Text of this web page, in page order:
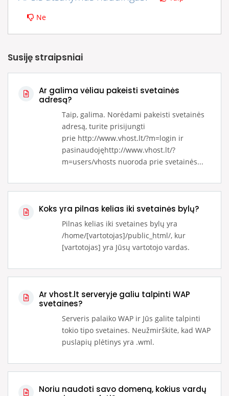
Ne
Susiję straipsniai
Ar galima vėliau pakeisti svetainės
adresą?
Taip, galima. Norėdami pakeisti svetainės
adresą, turite prisijungti
prie http://www.vhost.lt/?m=login ir
pasinaudojęhttp://www.vhost.lt/?
m=users/vhosts nuoroda prie svetainės...
Koks yra pilnas kelias iki svetainės bylų?
Pilnas kelias iki svetaines bylų yra
/home/[vartotojas]/public_html/, kur
[vartotojas] yra Jūsų vartotojo vardas.
Ar vhost.lt serveryje galiu talpinti WAP
svetaines?
Serveris palaiko WAP ir Jūs galite talpinti
tokio tipo svetaines. Neužmirškite, kad WAP
puslapių plėtinys yra .wml.
Noriu naudoti savo domeną, kokius vardų